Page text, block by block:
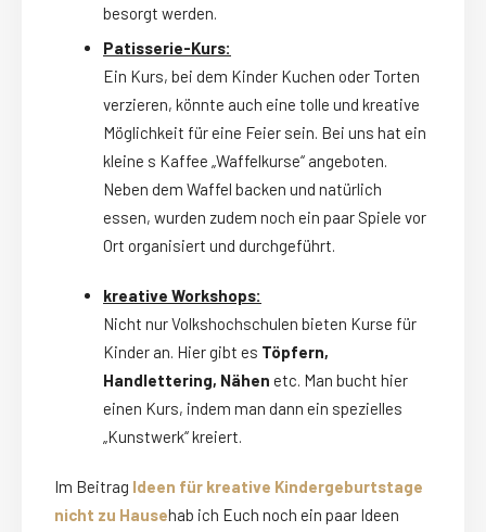
besorgt werden.
Patisserie-Kurs:
Ein Kurs, bei dem Kinder Kuchen oder Torten
verzieren, könnte auch eine tolle und kreative
Möglichkeit für eine Feier sein. Bei uns hat ein
kleine s Kaffee „Waffelkurse“ angeboten.
Neben dem Waffel backen und natürlich
essen, wurden zudem noch ein paar Spiele vor
Ort organisiert und durchgeführt.
kreative Workshops:
Nicht nur Volkshochschulen bieten Kurse für
Kinder an. Hier gibt es Töpfern,
Handlettering, Nähen etc. Man bucht hier
einen Kurs, indem man dann ein spezielles
„Kunstwerk“ kreiert.
Im Beitrag Ideen für kreative Kindergeburtstage
nicht zu Hausehab ich Euch noch ein paar Ideen